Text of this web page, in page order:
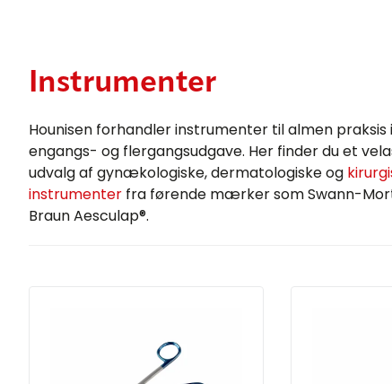
Instrumenter
Hounisen forhandler instrumenter til almen praksis
engangs- og flergangsudgave. Her finder du et
udvalg af gynækologiske, dermatologiske og
instrumenterfra førende mærker som Swann-
Braun Aesculap®.